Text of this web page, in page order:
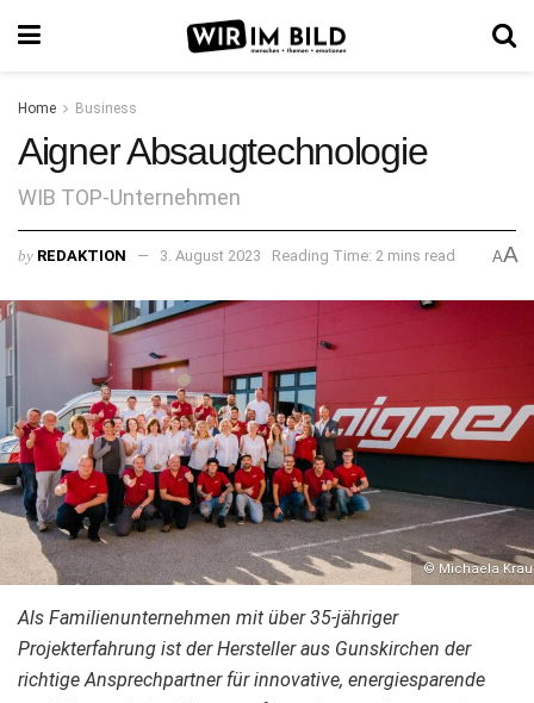
Home Business
Aigner Absaugtechnologie
WIB TOP-Unternehmen
by REDAKTION 3. August 2023 Reading Time: 2 mins read AA
© Michaela
Als Familienunternehmen mit über 35-jähriger
Projekterfahrung ist der Hersteller aus Gunskirchen der
richtige Ansprechpartner für innovative, energiesparende